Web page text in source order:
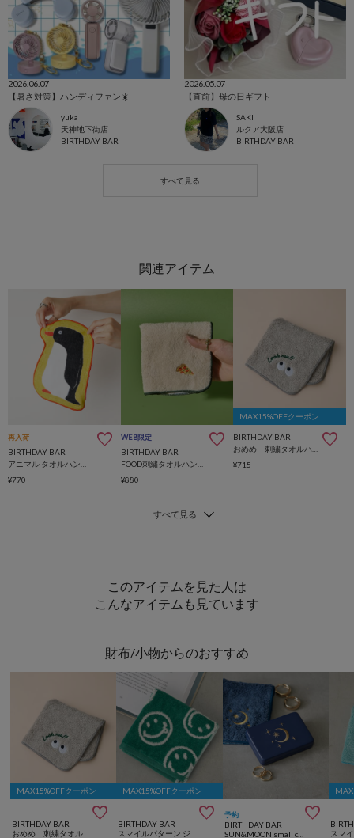
2026.06.07
【暑さ対策】ハンディファン☀️
yuka
天神地下街店
BIRTHDAY BAR
2026.05.07
【直前】母の日ギフト
SAKI
ルクア大阪店
BIRTHDAY BAR
再入荷
BIRTHDAY BAR
¥770
WEB限定
BIRTHDAY BAR
¥880
MAX15%OFFクーポン
BIRTHDAY BAR
¥715
このアイテムを見た人は
こんなアイテムも見ています
財布/小物からのおすすめ
MAX15%OFFクーポン

BIRTHDAY BAR
MAX15%OFFクーポン

BIRTHDAY BAR
予約 
BIRTHDAY BAR
SUN&MOON small case